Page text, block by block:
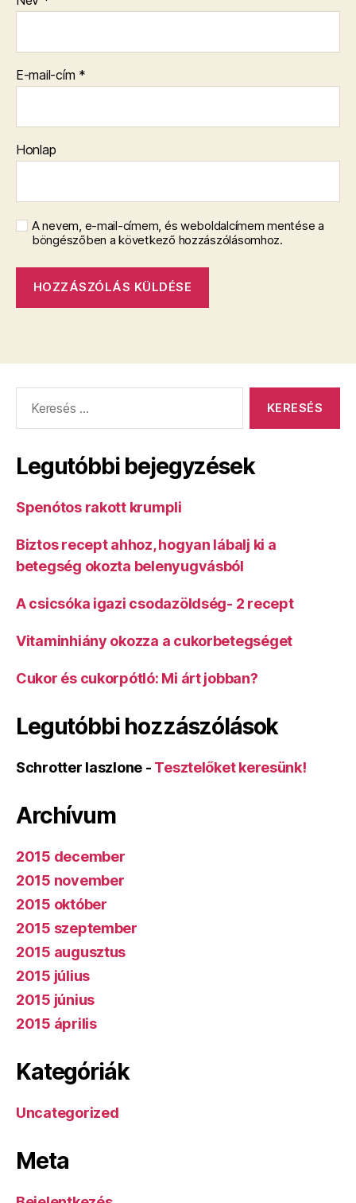
E-mail-cím *
Honlap
A nevem, e-mail-címem, és weboldalcímem mentése a
böngészőben a következő hozzászólásomhoz.
Legutóbbi bejegyzések
Spenótos rakott krumpli
Biztos recept ahhoz, hogyan lábalj ki a
betegség okozta belenyugvásból
A csicsóka igazi csodazöldség- 2 recept
Vitaminhiány okozza a cukorbetegséget
Cukor és cukorpótló: Mi árt jobban?
Legutóbbi hozzászólások
Schrotter laszlone - Tesztelőket keresünk!
Archívum
2015 december
2015 november
2015 október
2015 szeptember
2015 augusztus
2015 július
2015 június
2015 április
Kategóriák
Uncategorized
Meta